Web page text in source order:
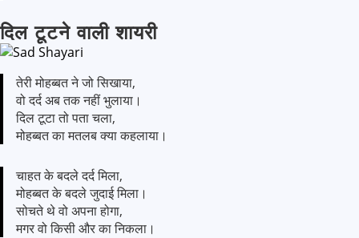
दिल टूटने वाली शायरी
तेरी मोहब्बत ने जो सिखाया,
वो दर्द अब तक नहीं भुलाया।
दिल टूटा तो पता चला,
मोहब्बत का मतलब क्या कहलाया।
चाहत के बदले दर्द मिला,
मोहब्बत के बदले जुदाई मिला।
सोचते थे वो अपना होगा,
मगर वो किसी और का निकला।